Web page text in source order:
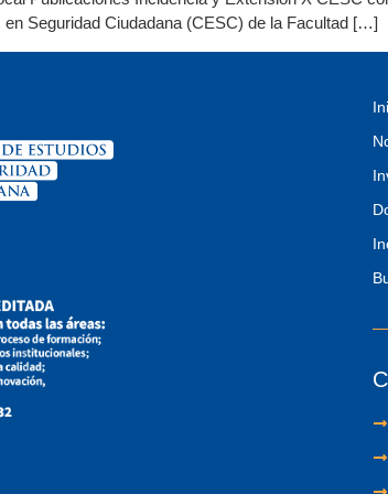
Seguridad Ciudadana (CESC) de la Facultad […]